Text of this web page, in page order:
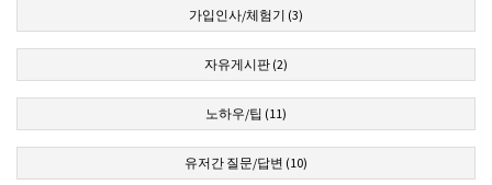
가입인사/체험기 (3)
자유게시판 (2)
노하우/팁 (11)
유저간 질문/답변 (10)